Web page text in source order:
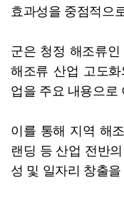
효과성을 중점적으
군은 청정 해조류
해조류 산업 고도
업을 주요 내용으로
이를 통해 지역 해
랜딩 등 산업 전반
성 및 일자리 창출